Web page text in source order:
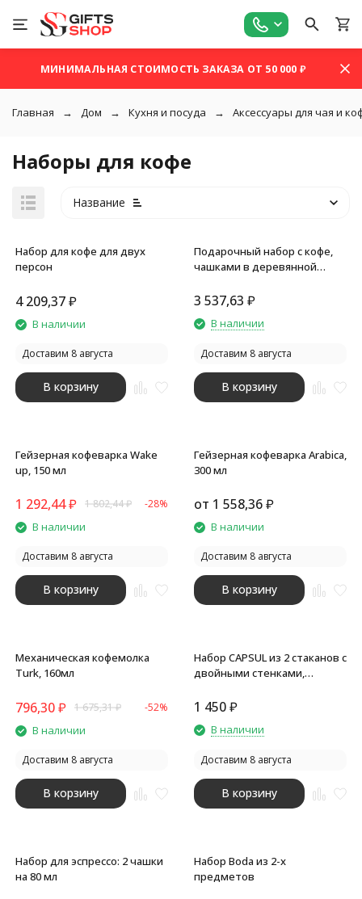
МИНИМАЛЬНАЯ СТОИМОСТЬ ЗАКАЗА ОТ 50 000 ₽
Главная Дом Кухня и посуда Аксессуары для чая и
Наборы для кофе
Название
Набор для кофе для двух
персон
4 209,37₽
В наличии
Доставим 8 августа
В корзину
Подарочный набор с кофе,
чашками в деревянной
3 537,63 ₽
В наличии
Доставим 8 августа
В корзину
Гейзерная кофеварка Wake
up, 150 мл
1 292,44₽ 1 802,44₽ -28%
В наличии
Доставим 8 августа
В корзину
Гейзерная кофеварка Arabica,
300 мл
от 1 558,36₽
В наличии
Доставим 8 августа
В корзину
Механическая кофемолка
Turk, 160мл
796,30₽ 1 675,31₽ -52%
В наличии
Доставим 8 августа
В корзину
Набор CAPSUL из 2 стаканов с
двойными стенками,
1 450₽
В наличии
Доставим 8 августа
В корзину
Набор для эспрессо: 2 чашки
на 80 мл
Набор Boda из 2-х
предметов